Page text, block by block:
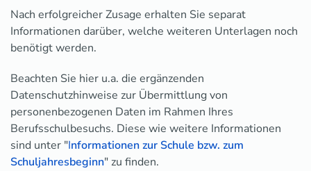
Nach erfolgreicher Zusage erhalten Sie separat
Informationen darüber, welche weiteren Unterlagen noch
benötigt werden.
Beachten Sie hier u.a. die ergänzenden
Datenschutzhinweise zur Übermittlung von
personenbezogenen Daten im Rahmen Ihres
Berufsschulbesuchs. Diese wie weitere Informationen
sind unter "Informationen zur Schule bzw. zum
Schuljahresbeginn" zu finden.